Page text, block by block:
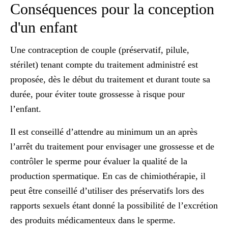
Conséquences pour la conception
d'un enfant
Une contraception de couple (préservatif, pilule,
stérilet) tenant compte du traitement administré est
proposée, dès le début du traitement et durant toute sa
durée, pour éviter toute grossesse à risque pour
l’enfant.
Il est conseillé d’attendre au minimum un an après
l’arrêt du traitement pour envisager une grossesse et de
contrôler le sperme pour évaluer la qualité de la
production spermatique. En cas de chimiothérapie, il
peut être conseillé d’utiliser des préservatifs lors des
rapports sexuels étant donné la possibilité de l’excrétion
des produits médicamenteux dans le sperme.